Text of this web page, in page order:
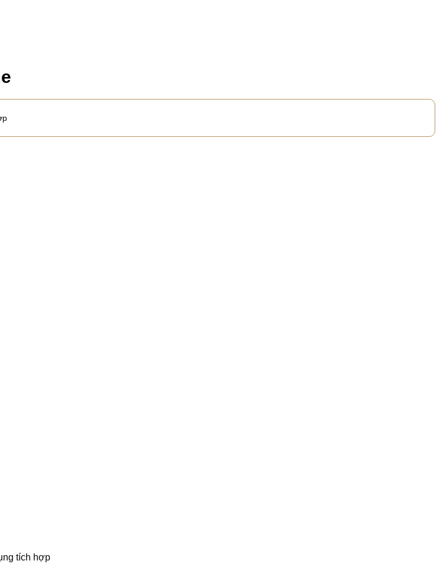
tích hợp